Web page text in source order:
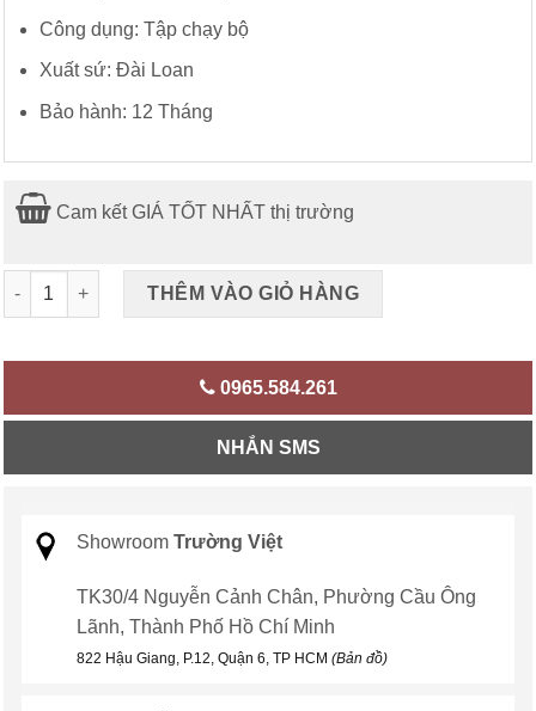
Công dụng: Tập chạy bộ
Xuất sứ: Đài Loan
Bảo hành: 12 Tháng
Cam kết GIÁ TỐT NHẤT thị trường
Máy chạy bộ điện GoodFor XD-530AC số lượng
THÊM VÀO GIỎ HÀNG
0965.584.261
NHẮN SMS
Showroom Trường Việt
TK30/4 Nguyễn Cảnh Chân, Phường Cầu Ông
Lãnh, Thành Phố Hồ Chí Minh
822 Hậu Giang, P.12, Quận 6, TP HCM (Bản đồ)